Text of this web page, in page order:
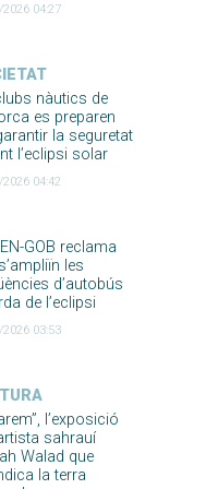
04:27
nàutics de
es preparen
la seguretat
l’eclipsi solar
04:42
GOB reclama
les
d’autobús
de l’eclipsi
03:53
l’exposició
sahrauí
Walad que
la terra